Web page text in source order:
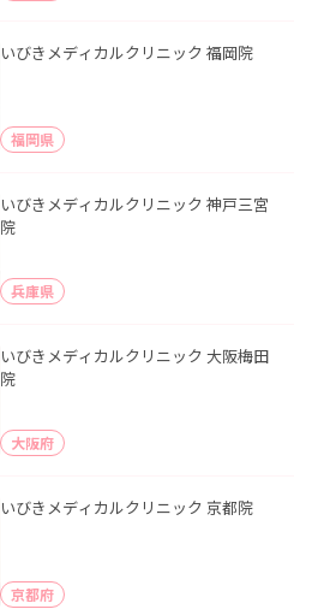
いびきメディカルクリニック 福岡院
福岡県
いびきメディカルクリニック 神戸三宮
院
兵庫県
いびきメディカルクリニック 大阪梅田
院
大阪府
いびきメディカルクリニック 京都院
京都府